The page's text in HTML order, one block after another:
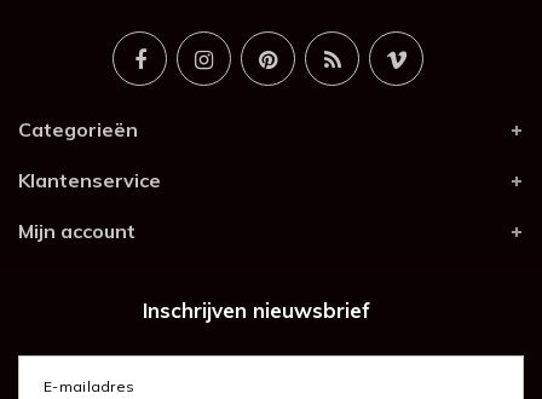
Categorieën
Klantenservice
Mijn account
Inschrijven nieuwsbrief